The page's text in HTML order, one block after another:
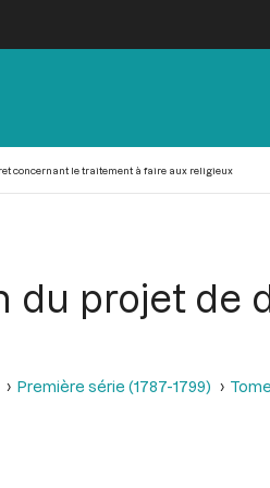
concernant le traitement à faire aux religieux
du projet
Première série (1787-1799)